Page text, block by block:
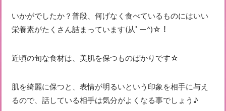
いかがでしたか？普段、何げなく食べているものにはいい
栄養素がたくさん詰まっています(从ﾟー^)☆！
近頃の旬な食材は、美肌を保つものばかりです☆
肌を綺麗に保つと、表情が明るいという印象を相手に与え
るので、話している相手は気分がよくなる事でしょう♪